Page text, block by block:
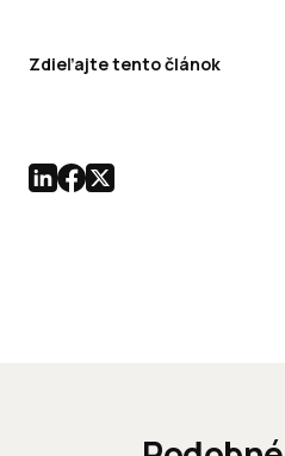
Zdieľajte tento článok